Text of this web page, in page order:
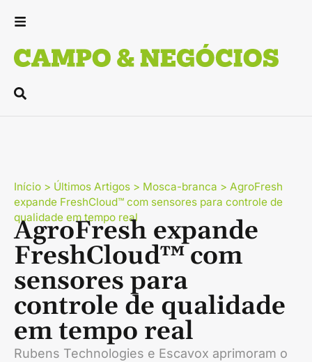
Início > Últimos Artigos > Mosca-branca > AgroFresh
expande FreshCloud™ com sensores para controle de
qualidade em tempo real
AgroFresh expande
FreshCloud™ com
sensores para
controle de qualidade
em tempo real
Rubens Technologies e Escavox aprimoram o